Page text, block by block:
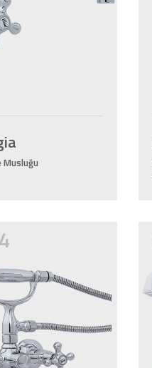
Musluğu